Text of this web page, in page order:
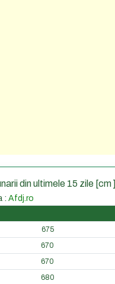
din ultimele 15 zile [cm ]
: Afdj.ro
675
670
670
680